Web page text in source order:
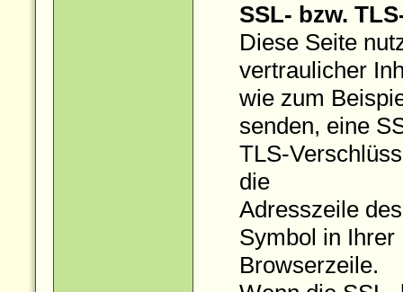
SSL- bzw.
Diese Seite
vertraulicher
wie zum
senden, eine
TLS-
die
Adresszeile
Symbol in Ihrer
Browserzeile.